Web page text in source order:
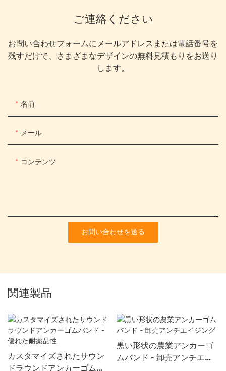
ご連絡ください
お問い合わせフォームにメールアドレスまたは電話番号を
残すだけで、さまざまなデザインの無料見積もりをお送り
します。
名前
メール
コンテンツ
お問い合わせを送る
関連製品
カスタマイズされたサウン
ドラウンドアンカーゴムバ
黒い形状の農業アンカーゴ
ムバンド - 卸売アンチエイ